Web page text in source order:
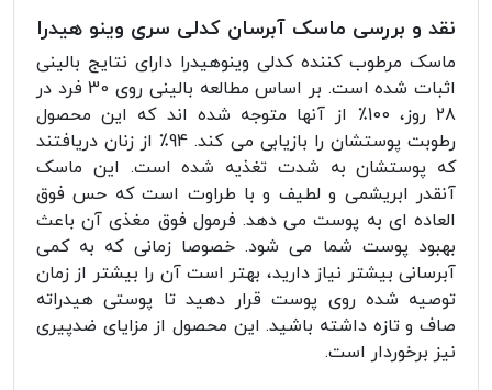
نقد و بررسی ماسک آبرسان کدلی سری وینو هیدرا
ماسک مرطوب کننده کدلی وینوهیدرا دارای نتایج بالینی
اثبات شده است. بر اساس مطالعه بالینی روی 30 فرد در
28 روز، 100٪ از آنها متوجه شده اند که این محصول
رطوبت پوستشان را بازیابی می کند. 94٪ از زنان دریافتند
که پوستشان به شدت تغذیه شده است. این ماسک
آنقدر ابریشمی و لطیف و با طراوت است که حس فوق
العاده ای به پوست می دهد. فرمول فوق مغذی آن باعث
بهبود پوست شما می شود. خصوصا زمانی که به کمی
آبرسانی بیشتر نیاز دارید، بهتر است آن را بیشتر از زمان
توصیه شده روی پوست قرار دهید تا پوستی هیدراته
صاف و تازه داشته باشید. این محصول از مزایای ضدپیری
نیز برخوردار است.